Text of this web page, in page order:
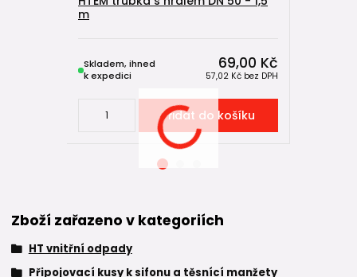
m
69,00 Kč
57,02 Kč bez DPH
Skladem, ihned
k expedici
Přidat do košíku
Zboží zařazeno v kategoriích
HT vnitřní odpady
Připojovací kusy k sifonu a těsnící manžety